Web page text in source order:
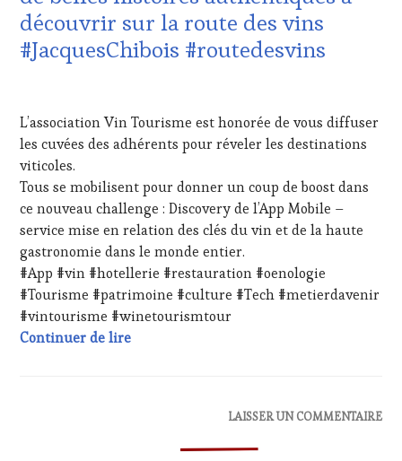
EDITION
LES
CLÉS
DU
DE
LA
HAUTE
GASTRONOMIE
FRANÇAISE,
INVITATIONS
DÉGUSTATIONS,
WINE
TASTING,
MASTERCLASS,
MÉDIAS,
PRESSE
ÉCRITE,
découvrir sur la route des vins
#JacquesChibois #routedesvins
2023
L’association Vin Tourisme est honorée de vous diffuser
les cuvées des adhérents pour réveler les destinations
viticoles.
Tous se mobilisent pour donner un coup de boost dans
ce nouveau challenge : Discovery de l’App Mobile –
service mise en relation des clés du vin et de la haute
gastronomie dans le monde entier.
#App #vin #hotellerie #restauration #oenologie
#Tourisme #patrimoine #culture #Tech #metierdavenir
#vintourisme #winetourismtour
Continuer de lireExpériences oenologiques et culturelles
LAISSER UN COMMENTAIRE